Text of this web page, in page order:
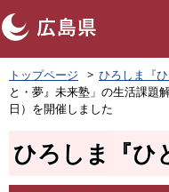
ペ
ー
ジ
の
トップページ ひろしま『
と・夢』未来塾」の生活課題
日）を開催しました
ひろしま『ひ